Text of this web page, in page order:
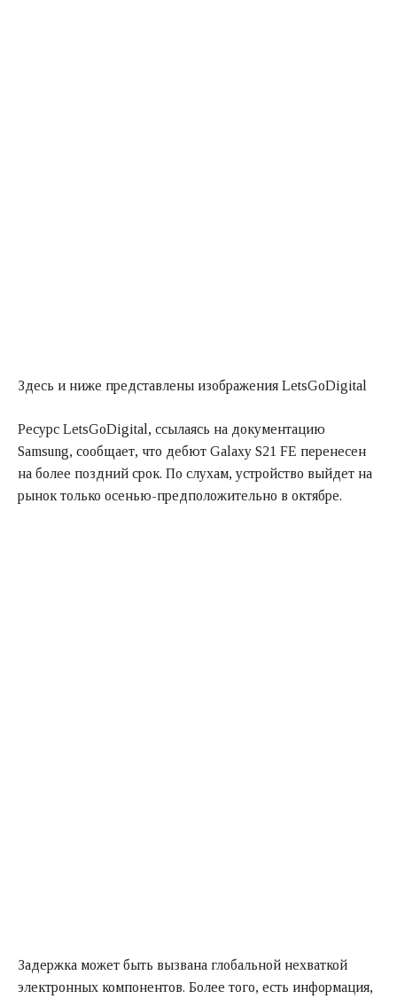
Здесь и ниже представлены изображения LetsGoDigital
Ресурс LetsGoDigital, ссылаясь на документацию
Samsung, сообщает, что дебют Galaxy S21 FE перенесен
на более поздний срок. По слухам, устройство выйдет на
рынок только осенью-предположительно в октябре.
Задержка может быть вызвана глобальной нехваткой
электронных компонентов. Более того, есть информация,